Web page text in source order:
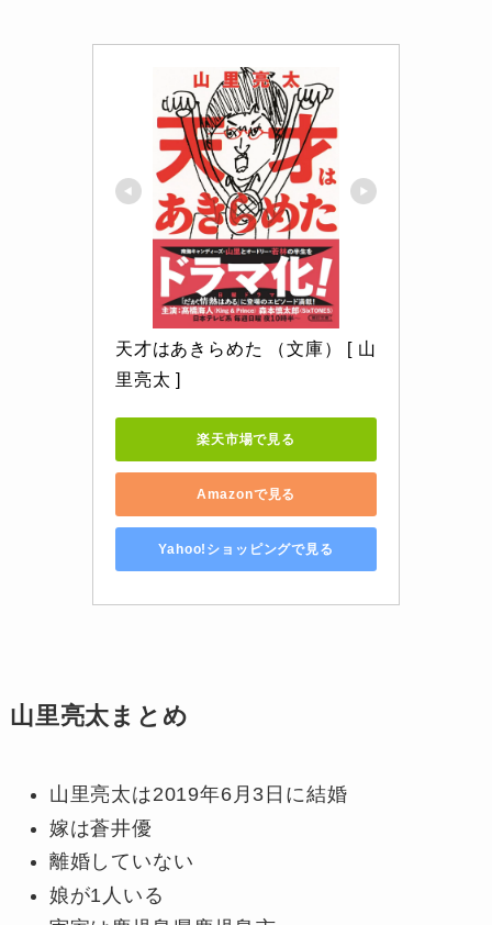
天才はあきらめた （文庫） [ 山
里亮太 ]
楽天市場で見る
Amazonで見る
Yahoo!ショッピングで見る
山里亮太まとめ
山里亮太は2019年6月3日に結婚
嫁は蒼井優
離婚していない
娘が1人いる